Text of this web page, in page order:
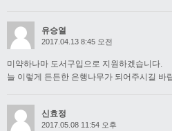
유승열
2017.04.13 8:45 오전
미약하나마 도서구입으로 지원하겠습니다.
늘 이렇게 든든한 은행나무가 되어주시길 바
신효정
2017.05.08 11:54 오후